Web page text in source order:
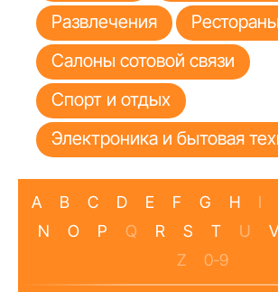
Развлечения
Салоны сотовой связи
Спорт и отдых
Электроника и бытовая
A B C D E F G H I
N
O P Q R S T U V
Z
0-9